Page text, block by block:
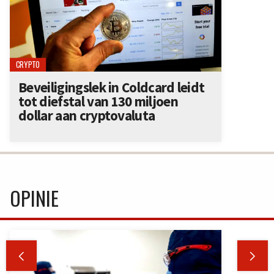
CRYPTO
Beveiligingslek in Coldcard leidt
tot diefstal van 130 miljoen
dollar aan cryptovaluta
OPINIE
 